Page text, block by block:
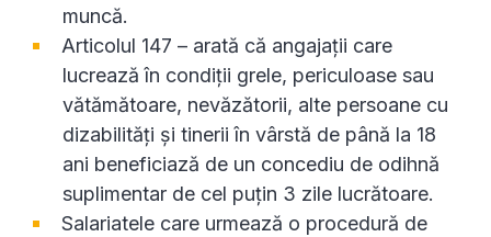
muncă.
Articolul 147 – arată că angajații care
lucrează în condiții grele, periculoase sau
vătămătoare, nevăzătorii, alte persoane cu
dizabilități și tinerii în vârstă de până la 18
ani beneficiază de un concediu de odihnă
suplimentar de cel puțin 3 zile lucrătoare.
Salariatele care urmează o procedură de